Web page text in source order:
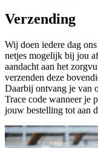
Verzending
Wij doen iedere dag
netjes mogelijk bij jou
aandacht aan het
verzenden deze
Daarbij ontvang je van
Trace code wanneer je
jouw bestelling tot aan